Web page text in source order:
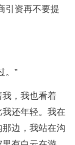
引资再不要提
。”
，我也看着
还年轻。我在
边，我站在沟